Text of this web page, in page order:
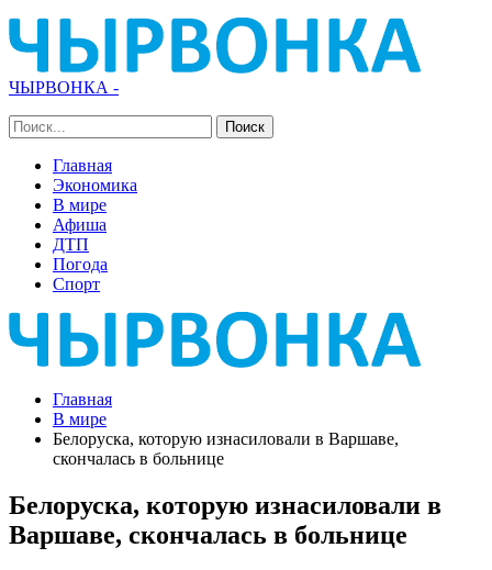
ЧЫРВОНКА -
Главная
Экономика
В мире
Афиша
ДТП
Погода
Спорт
Главная
В мире
Белоруска, которую изнасиловали в Варшаве,
скончалась в больнице
Белоруска, которую изнасиловали в
Варшаве, скончалась в больнице